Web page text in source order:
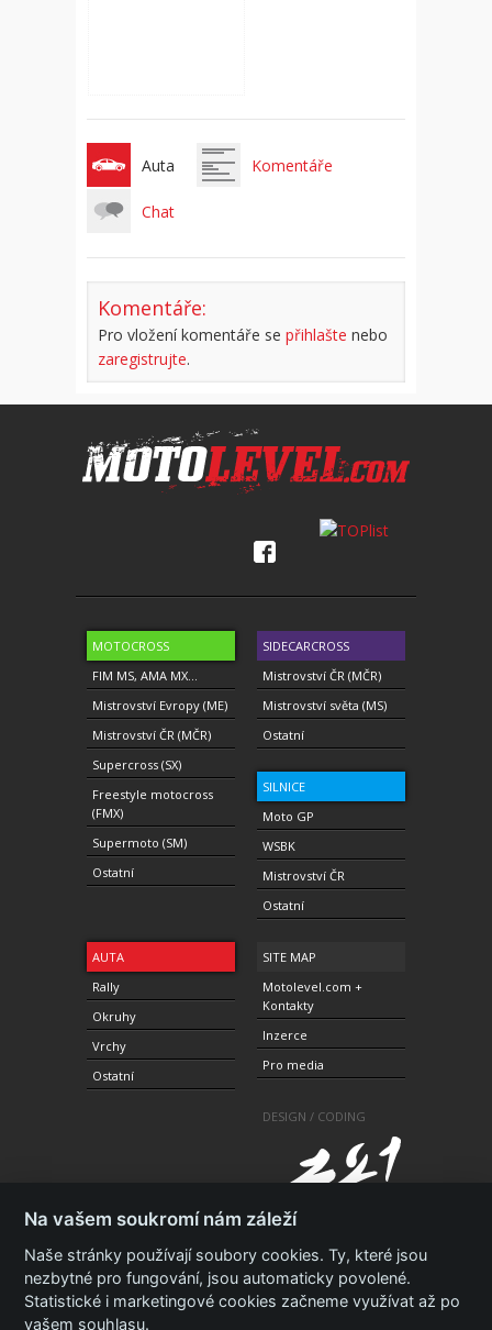
Auta Komentáře
Chat
Komentáře:
Pro vložení komentáře se přihlašte nebo
zaregistrujte.
MOTOCROSS
FIM MS, AMA MX...
Mistrovství Evropy (ME)
Mistrovství ČR (MČR)
Supercross (SX)
Freestyle motocross
(FMX)
Supermoto (SM)
Ostatní
SIDECARCROSS
Mistrovství ČR (MČR)
Mistrovství světa (MS)
Ostatní
SILNICE
Moto GP
WSBK
Mistrovství ČR
Ostatní
AUTA
Rally
Okruhy
Vrchy
Ostatní
SITE MAP
Motolevel.com +
Kontakty
Inzerce
Pro media
DESIGN / CODING
© 2010-2021 Copyright Motolevel. Všechna práva
vyhrazena.
Na vašem soukromí nám záleží
Naše stránky používají soubory cookies. Ty, které jsou
nezbytné pro fungování, jsou automaticky povolené.
Statistické i marketingové cookies začneme využívat až po
vašem souhlasu.